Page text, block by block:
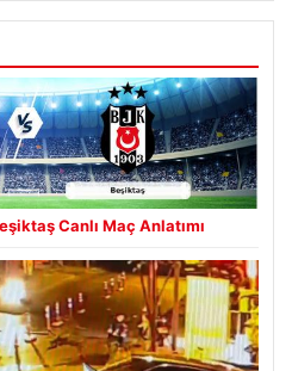
Canlı Maç Anlatımı